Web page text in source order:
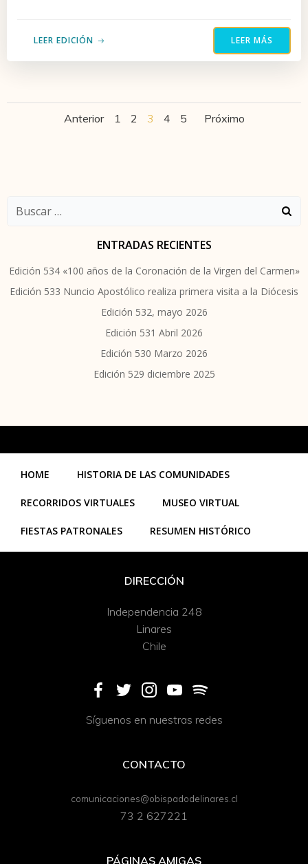
LEER EDICIÓN LEER MÁS
Navegación
Anterior
Navegación
Página
1 Página
2 Página
3 Página
4 Página
5 Próximo
Buscar:
ENTRADAS RECIENTES
Edición 534 «100 años de la Coronación de la Virgen del Carmen»
Edición 533 Nuncio Apostólico realiza primera visita a la Diócesis
Edición 532, mayo 2026
Edición 531 Abril 2026
Edición 530 Marzo 2026
Edición 529 diciembre 2025
HOME HISTORIA DE LAS COMUNIDADES
RECORRIDOS VIRTUALES MUSEO VIRTUAL
FIESTAS PATRONALES RESUMEN HISTÓRICO
DIRECCIÓN
Independencia 248
Linares
Chile
Síguenos en nuestras redes
CONTACTO
comunicaciones@obispadodelinares.cl
73 2 627221
PÁGINAS AMIGAS